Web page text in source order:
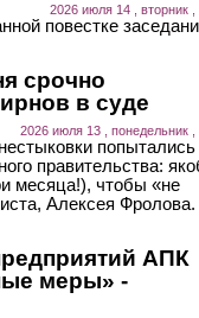
2026 июля 14 , вторник ,
повестке
срочно
в суде
2026 июля 13 , понедельник ,
попытались
правительства:
месяца!), чтобы «не
Алексея Фролова.
АПК
меры» -